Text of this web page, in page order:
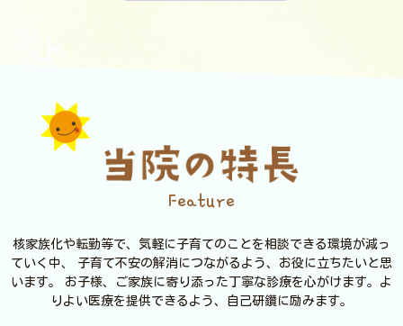
Feature
核家族化や転勤等で、気軽に子育てのことを相談できる環境が減っ
ていく中、 子育て不安の解消につながるよう、お役に立ちたいと思
います。
お子様、ご家族に寄り添った丁寧な診療を心がけます。よ
りよい医療を提供できるよう、自己研鑽に励みます。